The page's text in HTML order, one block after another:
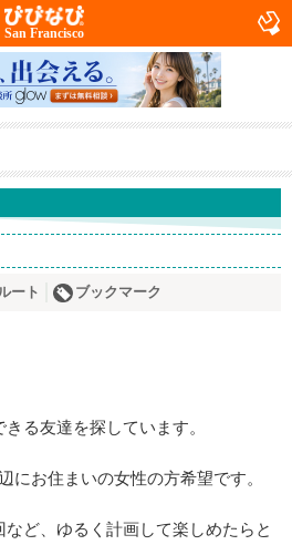
San Francisco
ート ブックマーク
る友達を探しています。
にお住まいの女性の方希望です。
ど、ゆるく計画して楽しめたらと